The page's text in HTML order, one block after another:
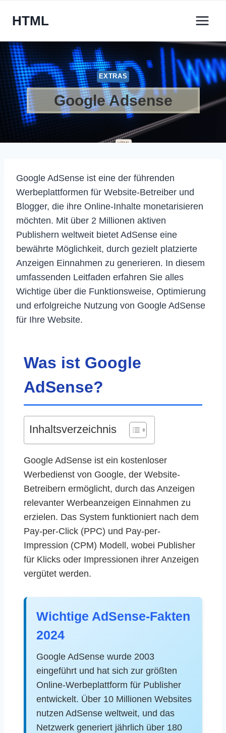
InhaltHTML
EXTRAS
Google Adsense
Google AdSense ist eine der führenden
Werbeplattformen für Website-Betreiber und
Blogger, die ihre Online-Inhalte monetarisieren
möchten. Mit über 2 Millionen aktiven
Publishern weltweit bietet AdSense eine
bewährte Möglichkeit, durch gezielt platzierte
Anzeigen Einnahmen zu generieren. In diesem
umfassenden Leitfaden erfahren Sie alles
Wichtige über die Funktionsweise, Optimierung
und erfolgreiche Nutzung von Google AdSense
für Ihre Website.
Was ist Google
AdSense?
Inhaltsverzeichnis
Google AdSense ist ein kostenloser
Werbedienst von Google, der Website-
Betreibern ermöglicht, durch das Anzeigen
relevanter Werbeanzeigen Einnahmen zu
erzielen. Das System funktioniert nach dem
Pay-per-Click (PPC) und Pay-per-
Impression (CPM) Modell, wobei Publisher
für Klicks oder Impressionen ihrer Anzeigen
vergütet werden.
Wichtige AdSense-Fakten
2024
Google AdSense wurde 2003
eingeführt und hat sich zur größten
Online-Werbeplattform für Publisher
entwickelt. Über 10 Millionen Websites
nutzen AdSense weltweit, und das
Netzwerk generiert jährlich über 180